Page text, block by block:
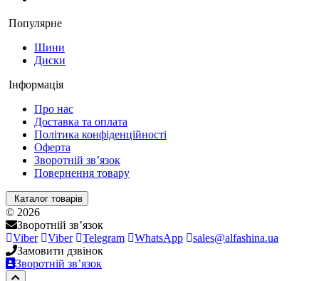
Популярне
Шини
Диски
Інформація
Про нас
Доставка та оплата
Політика конфіденційності
Оферта
Зворотній зв’язок
Повернення товару
Каталог товарів
© 2026
Зворотній зв’язок
Viber
Viber Telegram WhatsApp
sales@alfashina.ua
Замовити дзвінок
Зворотній зв’язок